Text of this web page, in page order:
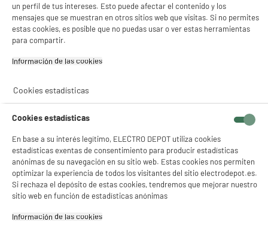
compatible con numerosos
dispositivos, es perfecta para
un uso intensivo diario.
Peso bruto
Nombre del fabricante,
nombre de la empresa o marca
ELECTRO DEPOT FRANCE
Dirección de envio
1 ROUTE DE VENDEVILLE
59155 FACHES THUMESNIL
correo electrónico
PRODUCTSUPPORT@CONTAC
T.ELECTRODEPOT.FR
Código del artículo
un perfil de tus intereses. Esto puede afectar el contenido y los
mensajes que se muestran en otros sitios web que visitas. Si no permites
estas cookies, es posible que no puedas usar o ver estas herramientas
para compartir.
Información de las cookies‎
Cookies estadísticas
Cookies estadísticas
En base a su interés legítimo, ELECTRO DEPOT utiliza cookies
estadísticas exentas de consentimiento para producir estadísticas
anónimas de su navegación en su sitio web. Estas cookies nos permiten
optimizar la experiencia de todos los visitantes del sitio electrodepot.es.
Si rechaza el depósito de estas cookies, tendremos que mejorar nuestro
sitio web en función de estadísticas anónimas
Información de las cookies‎